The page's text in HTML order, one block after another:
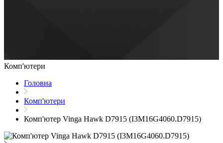
Комп'ютери
Головна
Комп'ютери
Комп'ютер Vinga Hawk D7915 (I3M16G4060.D7915)